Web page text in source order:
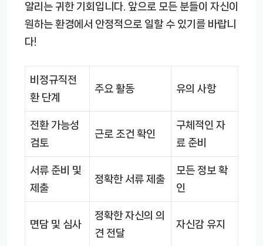
알리는 귀한 기회입니다. 앞으로 모든 분들이 자신이
원하는 환경에서 안정적으로 일할 수 있기를 바랍니
다!
비정규직전
환 단계
주요 활동 유의 사항
전환 가능성
검토
근로 조건 확인
구체적인 자
료 준비
서류 준비 및
제출
정확한 서류 제출
모든 정보 확
인
면담 및 심사
정확한 자신의 의
견 전달
자신감 유지